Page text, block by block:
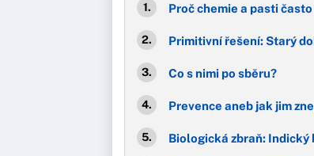
Proč chemie a pasti
Primitivní řešení: Starý
Co s nimi po sběru?
Prevence aneb jak jim
Biologická zbraň: Indický